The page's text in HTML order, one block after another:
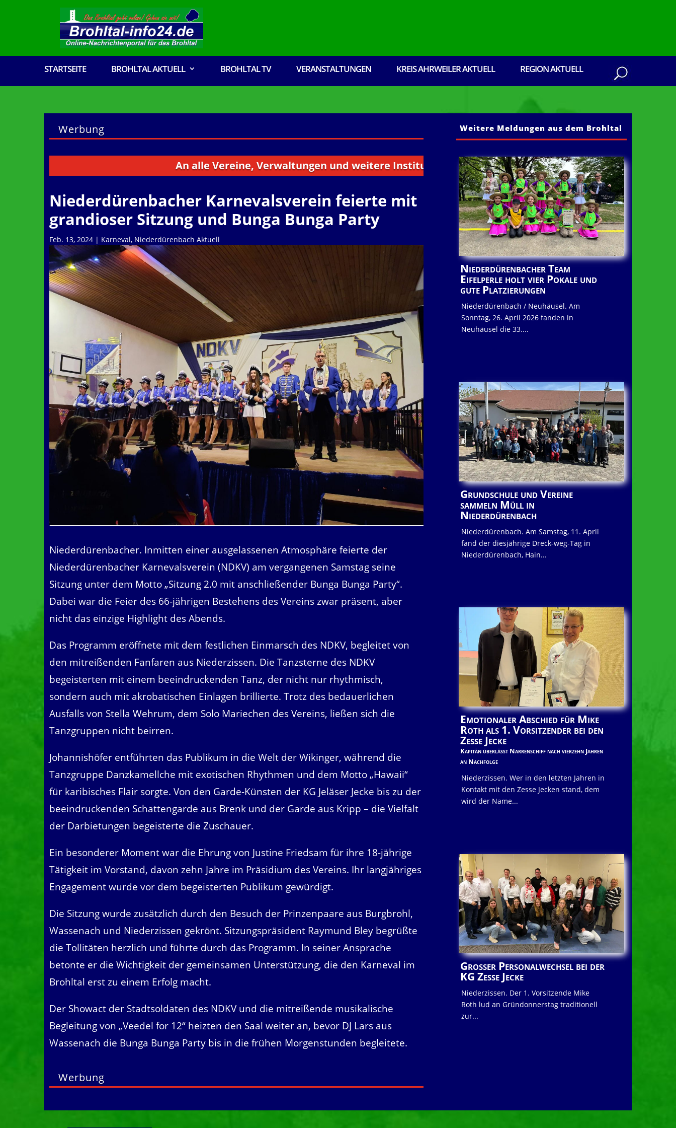
STARTSEITE BROHLTAL AKTUELL BROHLTAL TV VERANSTALTUNGEN KREIS AHRWEILER AKTUELL REGION AKTUELL
Werbung
An alle Vereine, Verwaltungen und weitere Institutionen aus dem Brohltal: Senden Sie ihre
Niederdürenbacher Karnevalsverein feierte mit
grandioser Sitzung und Bunga Bunga Party
Feb. 13, 2024 | Karneval, Niederdürenbach Aktuell
Niederdürenbacher. Inmitten einer ausgelassenen Atmosphäre feierte der
Niederdürenbacher Karnevalsverein (NDKV) am vergangenen Samstag seine
Sitzung unter dem Motto „Sitzung 2.0 mit anschließender Bunga Bunga Party“.
Dabei war die Feier des 66-jährigen Bestehens des Vereins zwar präsent, aber
nicht das einzige Highlight des Abends.
Das Programm eröffnete mit dem festlichen Einmarsch des NDKV, begleitet von
den mitreißenden Fanfaren aus Niederzissen. Die Tanzsterne des NDKV
begeisterten mit einem beeindruckenden Tanz, der nicht nur rhythmisch,
sondern auch mit akrobatischen Einlagen brillierte. Trotz des bedauerlichen
Ausfalls von Stella Wehrum, dem Solo Mariechen des Vereins, ließen sich die
Tanzgruppen nicht beirren.
Johannishöfer entführten das Publikum in die Welt der Wikinger, während die
Tanzgruppe Danzkamellche mit exotischen Rhythmen und dem Motto „Hawaii“
für karibisches Flair sorgte. Von den Garde-Künsten der KG Jeläser Jecke bis zu der
beeindruckenden Schattengarde aus Brenk und der Garde aus Kripp – die Vielfalt
der Darbietungen begeisterte die Zuschauer.
Ein besonderer Moment war die Ehrung von Justine Friedsam für ihre 18-jährige
Tätigkeit im Vorstand, davon zehn Jahre im Präsidium des Vereins. Ihr langjähriges
Engagement wurde vor dem begeisterten Publikum gewürdigt.
Die Sitzung wurde zusätzlich durch den Besuch der Prinzenpaare aus Burgbrohl,
Wassenach und Niederzissen gekrönt. Sitzungspräsident Raymund Bley begrüßte
die Tollitäten herzlich und führte durch das Programm. In seiner Ansprache
betonte er die Wichtigkeit der gemeinsamen Unterstützung, die den Karneval im
Brohltal erst zu einem Erfolg macht.
Der Showact der Stadtsoldaten des NDKV und die mitreißende musikalische
Begleitung von „Veedel for 12“ heizten den Saal weiter an, bevor DJ Lars aus
Wassenach die Bunga Bunga Party bis in die frühen Morgenstunden begleitete.
Werbung
Weitere Meldungen aus dem Brohltal
Niederdürenbacher Team
Eifelperle holt vier Pokale und
gute Platzierungen
Niederdürenbach / Neuhäusel. Am
Sonntag, 26. April 2026 fanden in
Neuhäusel die 33....
Grundschule und Vereine
sammeln Müll in
Niederdürenbach
Niederdürenbach. Am Samstag, 11. April
fand der diesjährige Dreck-weg-Tag in
Niederdürenbach, Hain...
Emotionaler Abschied für Mike
Roth als 1. Vorsitzender bei den
Zesse Jecke
Kapitän überlässt Narrenschiff nach vierzehn Jahren
an Nachfolge
Niederzissen. Wer in den letzten Jahren in
Kontakt mit den Zesse Jecken stand, dem
wird der Name...
Großer Personalwechsel bei der
KG Zesse Jecke
Niederzissen. Der 1. Vorsitzende Mike
Roth lud an Gründonnerstag traditionell
zur...